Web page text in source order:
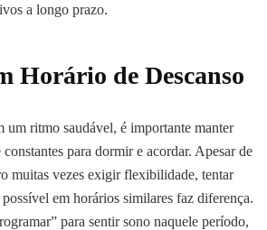
a longo prazo.
Horário de Descanso
um ritmo saudável, é importante manter
para dormir e acordar. Apesar de
muitas vezes exigir flexibilidade, tentar
possível em horários similares faz diferença.
para sentir sono naquele período,